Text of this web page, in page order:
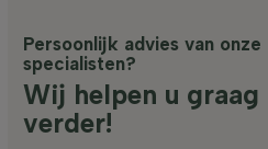
Persoonlijk advies van onze
specialisten?
Wij helpen u graag
verder!